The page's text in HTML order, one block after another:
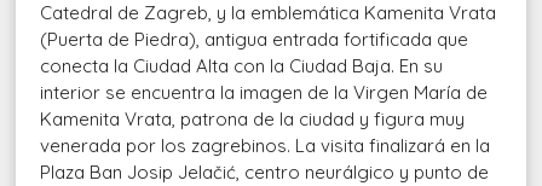
Catedral de Zagreb, y la emblemática Kamenita Vrata
(Puerta de Piedra), antigua entrada fortificada que
conecta la Ciudad Alta con la Ciudad Baja. En su
interior se encuentra la imagen de la Virgen María de
Kamenita Vrata, patrona de la ciudad y figura muy
venerada por los zagrebinos. La visita finalizará en la
Plaza Ban Josip Jelačić, centro neurálgico y punto de